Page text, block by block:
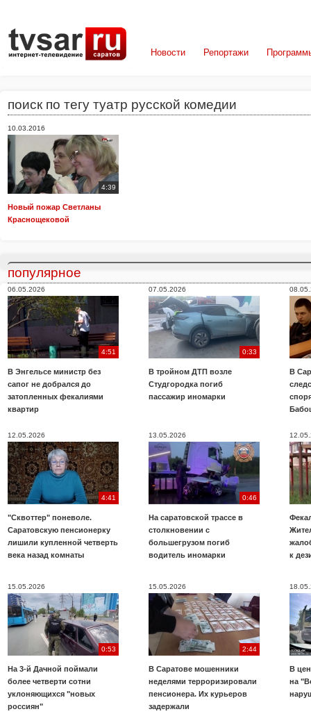
Новости Репортажи
поиск по тегу туатр русской комедии
10.03.2016
4:39
Новый пожар Светланы
Краснощековой
популярное
06.05.2026
4:51
В Энгельсе министр без
сапог не добрался до
затопленных фекалиями
квартир
07.05.2026
0:33
В тройном ДТП возле
Студгородка погиб
пассажир иномарки
В
12.05.2026
4:41
"Сквоттер" поневоле.
Саратовскую пенсионерку
лишили купленной четверть
века назад комнаты
13.05.2026
0:46
На саратовской трассе в
столкновении с
большегрузом погиб
водитель иномарки
к
15.05.2026
0:53
На 3-й Дачной поймали
более четверти сотни
уклоняющихся "новых
россиян"
15.05.2026
2:44
В Саратове мошенники
неделями терроризировали
пенсионера. Их курьеров
задержали
В
на